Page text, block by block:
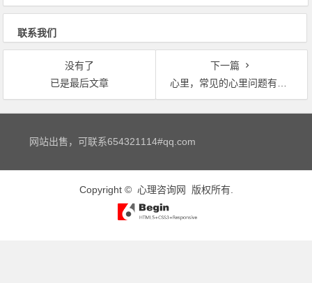
该如何投诉他…
联系我们
没有了
已是最后文章
下一篇
心里，常见的心里问题有哪些
文章导航
网站出售，可联系654321114#qq.com
Copyright © 心理咨询网 版权所有.